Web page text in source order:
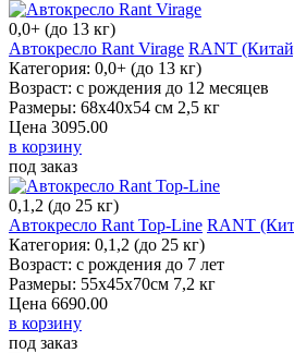
0,0+ (до 13 кг)
Автокресло Rant Virage RANT
Категория: 0,0+ (до 13 кг)
Возраст: с рождения до 12 месяцев
Размеры: 68x40x54 см 2,5 кг
Цена 3095.00
в корзину
под заказ
0,1,2 (до 25 кг)
Автокресло Rant Top-Line RANT
Категория: 0,1,2 (до 25 кг)
Возраст: с рождения до 7 лет
Размеры: 55x45x70см 7,2 кг
Цена 6690.00
в корзину
под заказ